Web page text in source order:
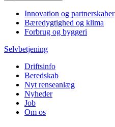
Innovation og partnerskaber
Bæredygtighed og klima
Forbrug og byggeri
Selvbetjening
Driftsinfo
Beredskab
Nyt renseanlæg
Nyheder
Job
Om os